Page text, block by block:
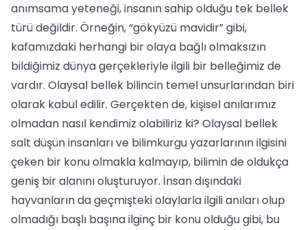
anımsama yeteneği, insanın sahip olduğu tek bellek
türü değildir. Örneğin, “gökyüzü mavidir” gibi,
kafamızdaki herhangi bir olaya bağlı olmaksızın
bildiğimiz dünya gerçekleriyle ilgili bir belleğimiz de
vardır. Olaysal bellek bilincin temel unsurlarından biri
olarak kabul edilir. Gerçekten de, kişisel anılarımız
olmadan nasıl kendimiz olabiliriz ki? Olaysal bellek
salt düşün insanları ve bilimkurgu yazarlarının ilgisini
çeken bir konu olmakla kalmayıp, bilimin de oldukça
geniş bir alanını oluşturuyor. İnsan dışındaki
hayvanların da geçmişteki olaylarla ilgili anıları olup
olmadığı başlı başına ilginç bir konu olduğu gibi, bu